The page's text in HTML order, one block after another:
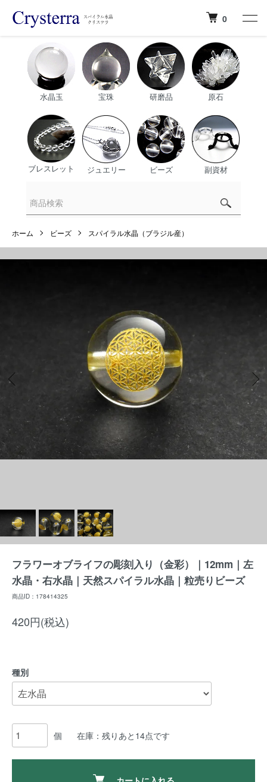
0
水晶玉 宝珠 研磨品 原石
ブレスレット ジュエリー ビーズ 副資材
ホーム ビーズ スパイラル水晶（ブラジル産）
フラワーオブライフの彫刻入り（金彩）｜12mm｜左
水晶・右水晶｜天然スパイラル水晶｜粒売りビーズ
商品ID：178414325
420円(税込)
種別
個 在庫：残りあと14点です